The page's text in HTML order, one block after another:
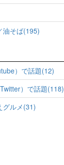
油そば(195)
）で話題(12)
）で話題(118)
グルメ(31)